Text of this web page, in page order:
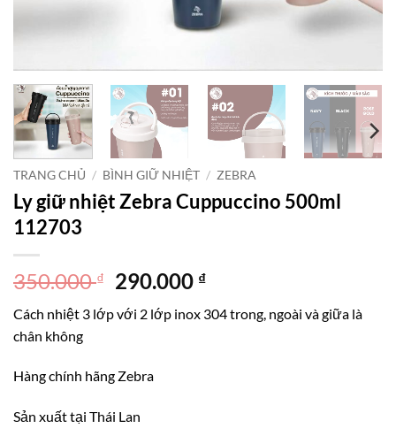
TRANG CHỦ / BÌNH GIỮ NHIỆT / ZEBRA
Ly giữ nhiệt Zebra Cuppuccino 500ml
112703
350.000₫
Giá
là:
290.000 ₫Giá
tại
Cách nhiệt 3 lớp với 2 lớp inox 304 trong, ngoài và giữa là
chân không
Hàng chính hãng Zebra
Sản xuất tại Thái Lan